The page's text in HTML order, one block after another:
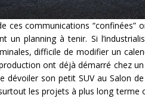
ces communications “confinées”
un planning à tenir. Si
difficile de modifier un
ont déjà démarré chez
dévoiler son petit SUV au Salon
les projets à plus long terme